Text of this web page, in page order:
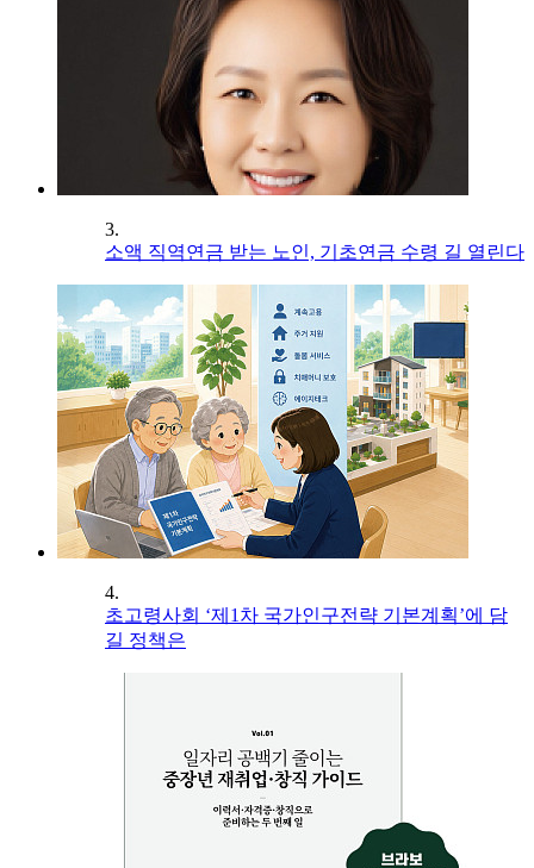
3.
소액 직역연금 받는 노인, 기초연금 수령 길 열린다
4.
초고령사회 ‘제1차 국가인구전략 기본계획’에 담
길 정책은